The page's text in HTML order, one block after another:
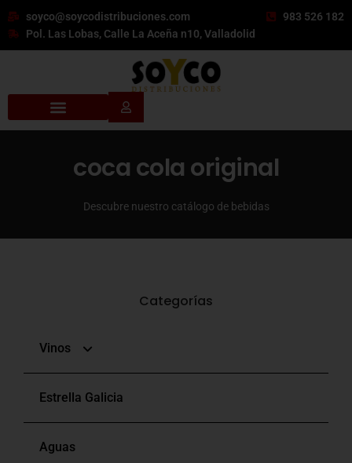
soyco@soycodistribuciones.com
983 526 182
Pol. Las Lobas, Calle La Aceña n10, Valladolid
coca cola original
Descubre nuestro catálogo de bebidas
Categorías
Vinos
Blancos
Tintos
Estrella Galicia
Aguas